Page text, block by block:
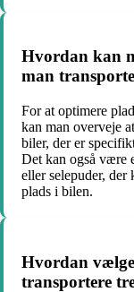
Hvordan kan
man
For at optimere
kan man overveje
biler, der er
Det kan også være
eller selepuder,
plads i bilen.
Hvordan
transportere